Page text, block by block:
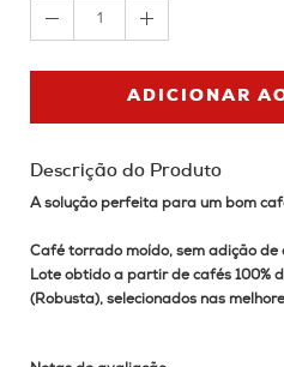
1
ADICIONAR
Descrição do Produto
A solução perfeita para um bom
Café torrado moído, sem adição de
Lote obtido a partir de cafés 100%
(Robusta), selecionados nas